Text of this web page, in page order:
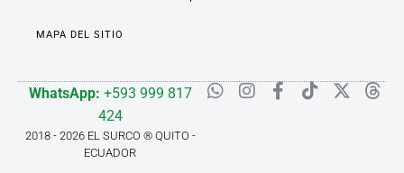
MAPA DEL SITIO
WhatsApp: +593 999 817
424
2018 - 2026 EL SURCO ® QUITO -
ECUADOR